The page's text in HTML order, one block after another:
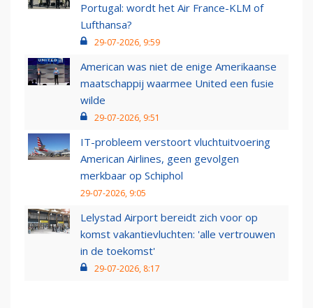
Portugal: wordt het Air France-KLM of
Lufthansa?
29-07-2026, 9:59
American was niet de enige Amerikaanse
maatschappij waarmee United een fusie
wilde
29-07-2026, 9:51
IT-probleem verstoort vluchtuitvoering
American Airlines, geen gevolgen
merkbaar op Schiphol
29-07-2026, 9:05
Lelystad Airport bereidt zich voor op
komst vakantievluchten: 'alle vertrouwen
in de toekomst'
29-07-2026, 8:17